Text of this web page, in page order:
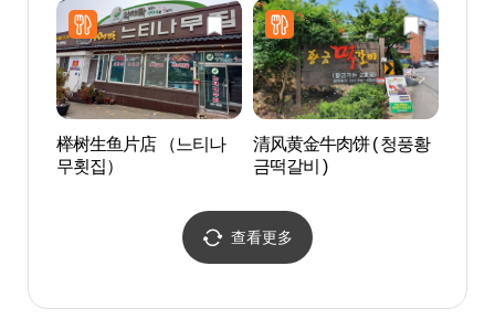
榉树生鱼片店 （느티나
무횟집）
清风黄金牛肉饼 ( 청풍황
금떡갈비 )
查看更多